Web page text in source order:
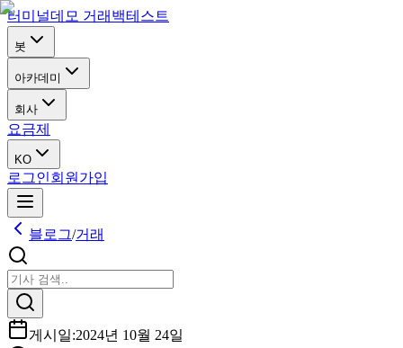
터미널데모 거래 백테스트
봇
아카데미
회사
요금제
KO
로그인회원가입
블로그/거래
게시일:2024년 10월 24일